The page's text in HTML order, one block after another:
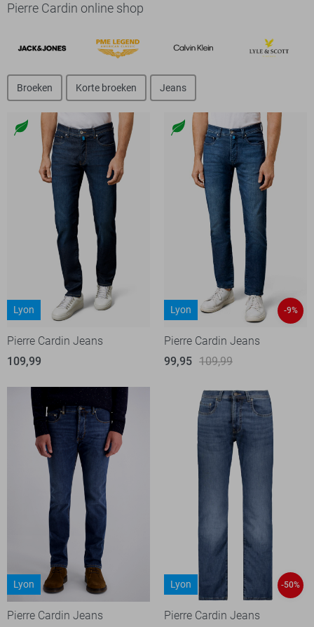
Pierre Cardin online shop
Broeken Korte broeken Jeans
Lyon
Pierre Cardin Jeans
109,99
Lyon -9%
Pierre Cardin Jeans
99,95 109,99
Lyon
Pierre Cardin Jeans
Lyon -50%
Pierre Cardin Jeans